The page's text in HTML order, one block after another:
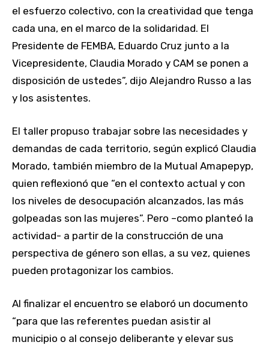
el esfuerzo colectivo, con la creatividad que tenga
cada una, en el marco de la solidaridad. El
Presidente de FEMBA, Eduardo Cruz junto a la
Vicepresidente, Claudia Morado y CAM se ponen a
disposición de ustedes”, dijo Alejandro Russo a las
y los asistentes.
El taller propuso trabajar sobre las necesidades y
demandas de cada territorio, según explicó Claudia
Morado, también miembro de la Mutual Amapepyp,
quien reflexionó que “en el contexto actual y con
los niveles de desocupación alcanzados, las más
golpeadas son las mujeres”. Pero –como planteó la
actividad- a partir de la construcción de una
perspectiva de género son ellas, a su vez, quienes
pueden protagonizar los cambios.
Al finalizar el encuentro se elaboró un documento
“para que las referentes puedan asistir al
municipio o al consejo deliberante y elevar sus